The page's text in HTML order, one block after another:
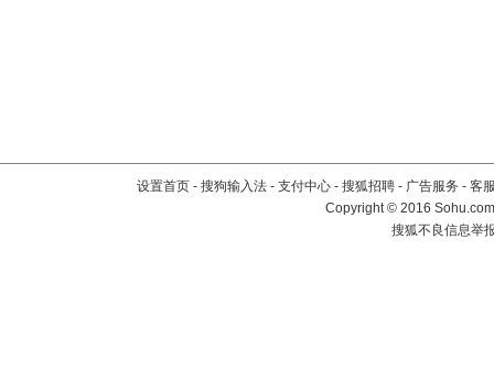
设置首页 - 搜狗输入法 - 支付中心 - 搜狐招聘 - 广告服务 - 客
Copyright©2016
搜狐不良信息举